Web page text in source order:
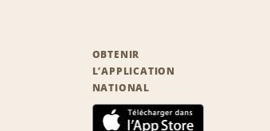
OBTENIR
L’APPLICATION
NATIONAL